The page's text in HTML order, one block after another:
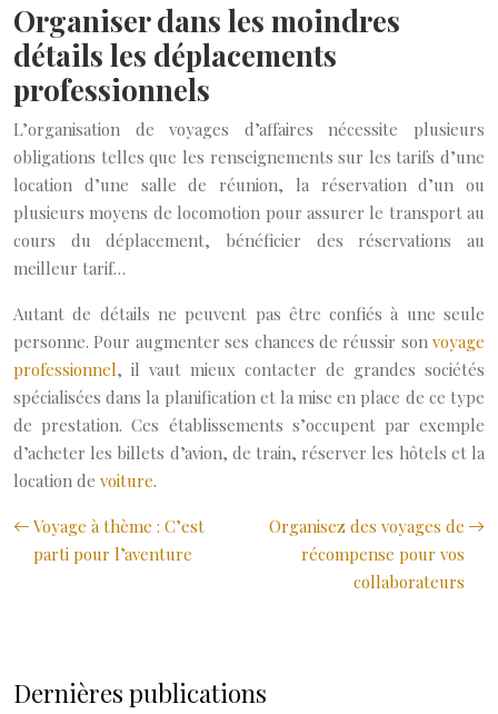
Organiser dans les moindres
détails les déplacements
professionnels
L’organisation de voyages d’affaires nécessite plusieurs
obligations telles que les renseignements sur les tarifs d’une
location d’une salle de réunion, la réservation d’un ou
plusieurs moyens de locomotion pour assurer le transport au
cours du déplacement, bénéficier des réservations au
meilleur tarif…
Autant de détails ne peuvent pas être confiés à une seule
personne. Pour augmenter ses chances de réussir son voyage
professionnel, il vaut mieux contacter de grandes sociétés
spécialisées dans la planification et la mise en place de ce type
de prestation. Ces établissements s’occupent par exemple
d’acheter les billets d’avion, de train, réserver les hôtels et la
location de voiture.
Voyage à thème : C’est
parti pour l’aventure
Organisez des voyages de
récompense pour vos
collaborateurs
Dernières publications